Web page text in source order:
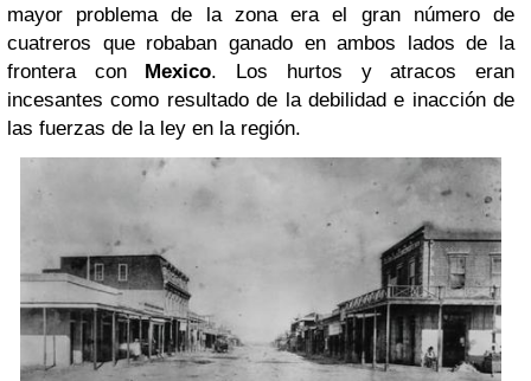
mayor problema de la zona era el gran número de
cuatreros que robaban ganado en ambos lados de la
frontera con
Mexico. Los hurtos y atracos eran
incesantes como resultado de la debilidad e inacción de
las fuerzas de la ley en la región.